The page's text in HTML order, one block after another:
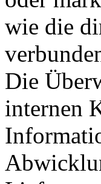
wie die
Die
internen